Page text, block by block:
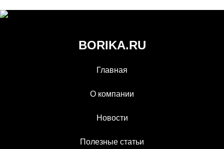
BORIKA.RU
Главная
О компании
Новости
Полезные статьи